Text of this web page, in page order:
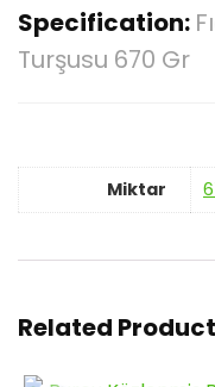
Specification:
Turşusu 670 Gr
Miktar
Related